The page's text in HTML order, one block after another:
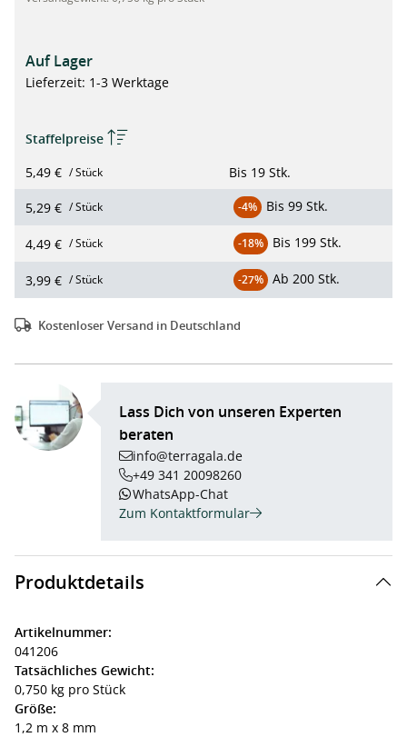
Auf Lager
Lieferzeit: 1-3 Werktage
Staffelpreise
5,49 € / Stück Bis 19 Stk.
5,29 € / Stück -4% Bis 99 Stk.
4,49 € / Stück -18% Bis 199 Stk.
3,99 € / Stück -27% Ab 200 Stk.
Kostenloser Versand in Deutschland
Lass Dich von unseren Experten
beraten
info@terragala.de
+49 341 20098260
WhatsApp-Chat
Zum Kontaktformular
Produktdetails
Artikelnummer:
041206
Tatsächliches Gewicht:
0,750 kg pro Stück
Größe:
1,2 m x 8 mm